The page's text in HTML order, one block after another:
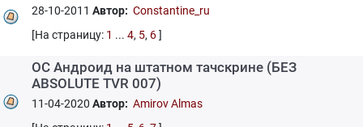
28-10-2011 Автор: Constantine_ru
[На страницу: 1 ... 4, 5, 6]
ОС Андроид на штатном тачскрине (БЕЗ
ABSOLUTE TVR 007)
11-04-2020 Автор: Amirov Almas